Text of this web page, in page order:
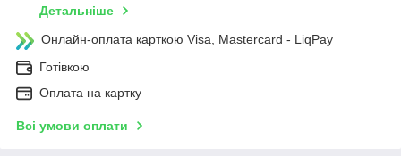
Детальніше
Онлайн-оплата карткою Visa, Mastercard - LiqPay
Готівкою
Оплата на картку
Всі умови оплати